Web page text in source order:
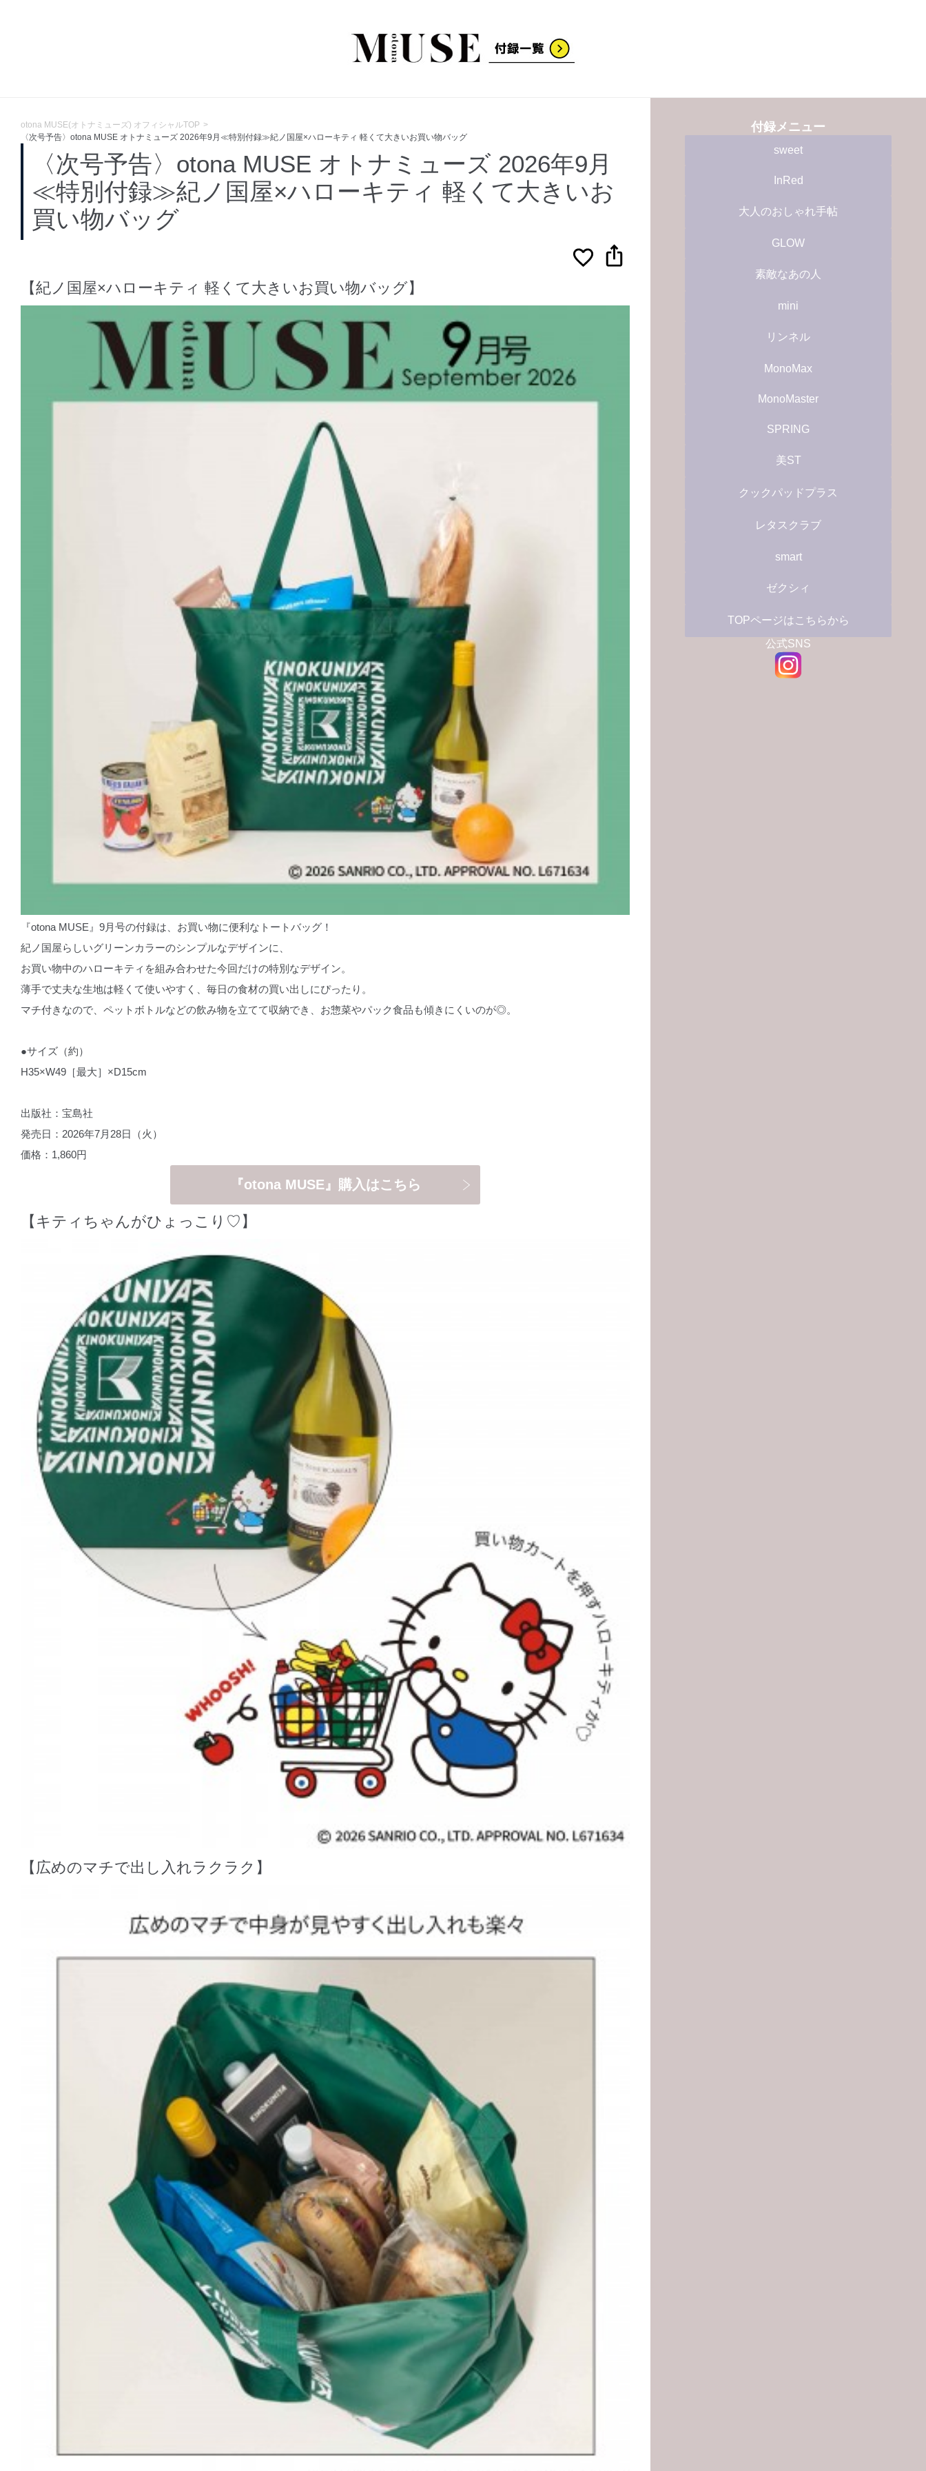
otona MUSE(オトナミューズ) オフィシャルTOP
〈次号予告〉otona MUSE オトナミューズ 2026年9月≪特別付録≫紀ノ国屋×ハローキティ 軽くて大きいお買い物バッグ
〈次号予告〉otona MUSE オトナミューズ 2026年9月
≪特別付録≫紀ノ国屋×ハローキティ 軽くて大きいお
買い物バッグ
【紀ノ国屋×ハローキティ 軽くて大きいお買い物バッグ】
『otona MUSE』9月号の付録は、お買い物に便利なトートバッグ！
紀ノ国屋らしいグリーンカラーのシンプルなデザインに、
お買い物中のハローキティを組み合わせた今回だけの特別なデザイン。
薄手で丈夫な生地は軽くて使いやすく、毎日の食材の買い出しにぴったり。
マチ付きなので、ペットボトルなどの飲み物を立てて収納でき、お惣菜やパック食品も傾きにくいのが◎。
●サイズ（約）
H35×W49［最大］×D15cm
出版社：宝島社
発売日：2026年7月28日（火）
価格：1,860円
『otona MUSE』購入はこちら
【キティちゃんがひょっこり♡】
【広めのマチで出し入れラクラク】
付録メニュー
sweet
InRed
大人のおしゃれ手帖
GLOW
素敵なあの人
mini
リンネル
MonoMax
MonoMaster
SPRING
美ST
クックパッドプラス
レタスクラブ
smart
ゼクシィ
TOPページはこちらから
公式SNS